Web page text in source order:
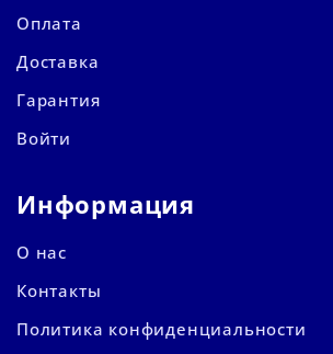
Оплата
Доставка
Гарантия
Войти
Информация
О нас
Контакты
Политика конфиденциальности